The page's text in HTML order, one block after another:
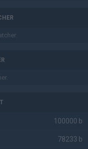
100000 b
78233 b